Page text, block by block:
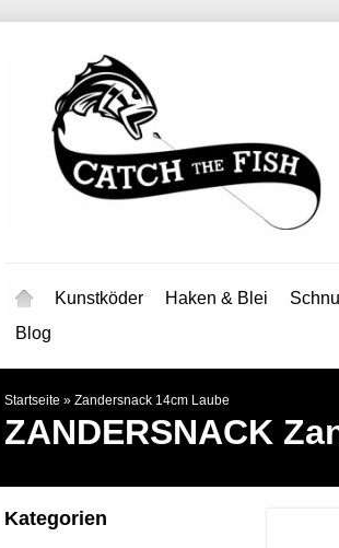
Kunstköder Haken & Blei
Blog
Startseite » Zandersnack 14cm Laube
ZANDERSNACK
Kategorien